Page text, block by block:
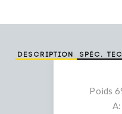
Description Spéc.
Poids